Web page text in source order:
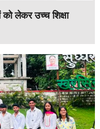
लेकर उच्च शिक्षा